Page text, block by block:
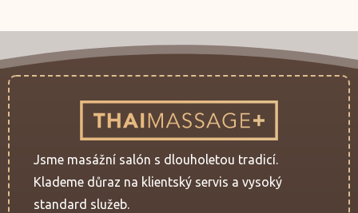
Jsme masážní salón s dlouholetou tradicí.
Klademe důraz na klientský servis a vysoký
standard služeb.